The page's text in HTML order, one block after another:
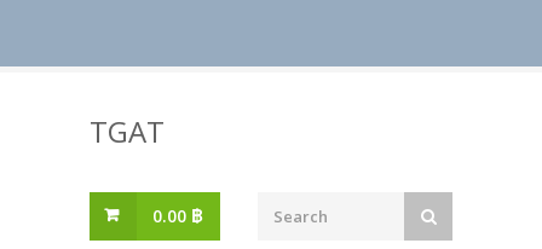
TGAT
0.00 ฿